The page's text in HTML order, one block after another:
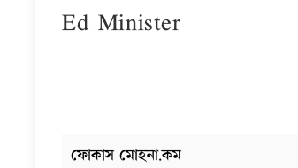
Ed Minister
ফোকাস মোহনা.কম